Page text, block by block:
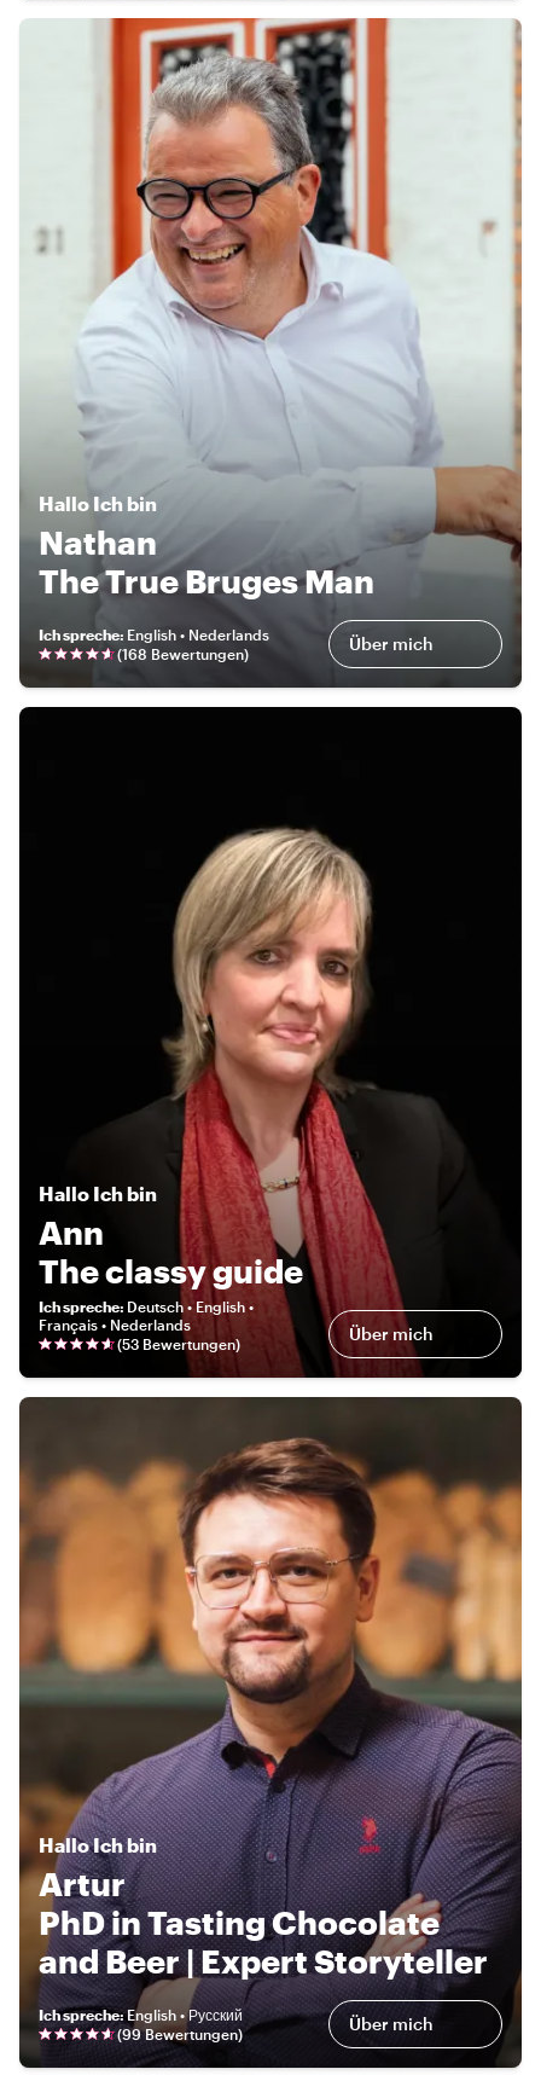
Hallo Ich bin
Nathan
The True Bruges Man
Ich spreche: English • Nederlands
(168 Bewertungen) Über mich
Hallo Ich bin
Ann
The classy guide
Ich spreche: Deutsch • English •
Français • Nederlands
(53 Bewertungen) Über mich
HalloIch bin
Artur
PhD in Tasting Chocolate
and Beer | Expert Storyteller
Ich spreche:English • Русский
(99 Bewertungen) Über mich